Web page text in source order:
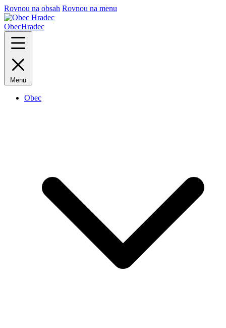
Rovnou na obsah Rovnou na menu
ObecHradec
Menu
Obec